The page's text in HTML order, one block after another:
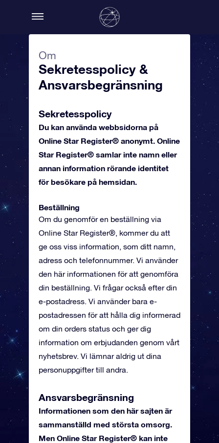
Om
Sekretesspolicy &
Ansvarsbegränsning
Sekretesspolicy
Du kan använda webbsidorna på
Online Star Register® anonymt. Online
Star Register® samlar inte namn eller
annan information rörande identitet
för besökare på hemsidan.
Beställning
Om du genomför en beställning via
Online Star Register®, kommer du att
ge oss viss information, som ditt namn,
adress och telefonnummer. Vi använder
den här informationen för att genomföra
din beställning. Vi frågar också efter din
e-postadress. Vi använder bara e-
postadressen för att hålla dig informerad
om din orders status och ger dig
information om erbjudanden genom vårt
nyhetsbrev. Vi lämnar aldrig ut dina
personuppgifter till andra.
Ansvarsbegränsning
Informationen som den här sajten är
sammanställd med största omsorg.
Men Online Star Register® kan inte